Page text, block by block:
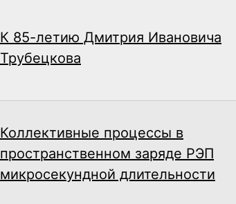
К 85-летию Дмитрия Ивановича
Трубецкова
Коллективные процессы в
пространственном заряде РЭП
микросекундной длительности